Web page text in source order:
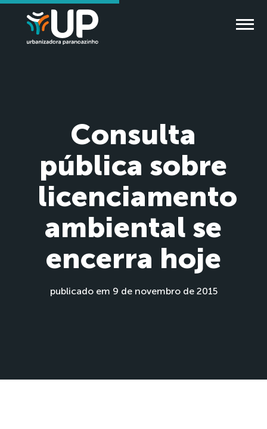
Consulta
pública sobre
licenciamento
ambiental se
encerra hoje
publicado em 9 de novembro de 2015